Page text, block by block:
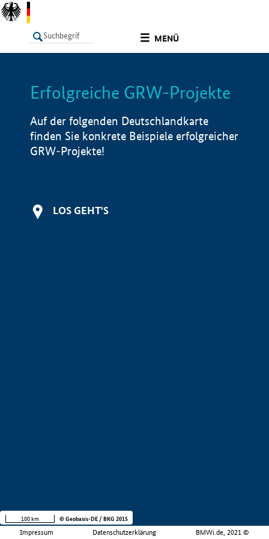
MENÜ
LISTE Info
Erfolgreiche GRW-Projekte
Auf der folgenden Deutschlandkarte
finden Sie konkrete Beispiele erfolgreicher
GRW-Projekte!
LOS GEHT'S
Impressum Datenschutzerklärung BMWi.de, 2021 ©
100 km © Geobasis-DE / BKG 2015